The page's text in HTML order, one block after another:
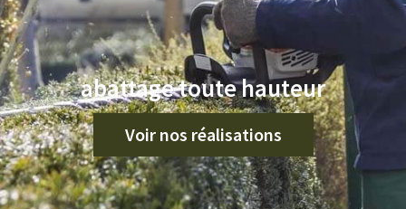
abattage toute hauteur
Voir nos réalisations